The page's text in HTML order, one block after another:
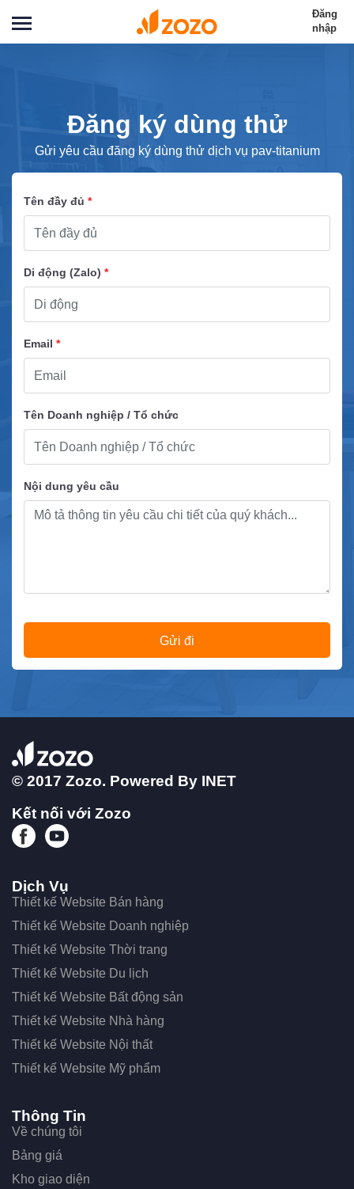
Đăng
nhập
Đăng ký dùng thử
Gửi yêu cầu đăng ký dùng thử dịch vụ pav-titanium
Tên đầy đủ *
Di động (Zalo) *
Email *
Tên Doanh nghiệp / Tổ chức
Nội dung yêu cầu
Gửi đi
© 2017 Zozo. Powered By INET
Kết nối với Zozo
Dịch Vụ
Thiết kế Website Bán hàng
Thiết kế Website Doanh nghiệp
Thiết kế Website Thời trang
Thiết kế Website Du lịch
Thiết kế Website Bất động sản
Thiết kế Website Nhà hàng
Thiết kế Website Nội thất
Thiết kế Website Mỹ phẩm
Thông Tin
Về chúng tôi
Bảng giá
Kho giao diện